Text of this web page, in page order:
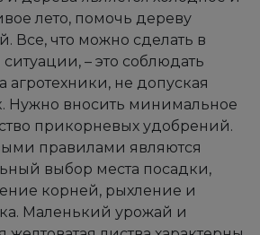
лето, помочь дереву
Все, что можно сделать в
– это соблюдать
агротехники, не допуская
Нужно вносить минимальное
прикорневых удобрений.
правилами являются
выбор места посадки,
корней, рыхление и
Маленький урожай и